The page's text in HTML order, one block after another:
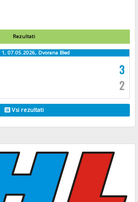
Rezultati
07.05.2026, Dvorana Bled
3
2
Vsi rezultati